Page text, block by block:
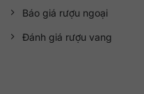
Báo giá rượu ngoại
Đánh giá rượu vang